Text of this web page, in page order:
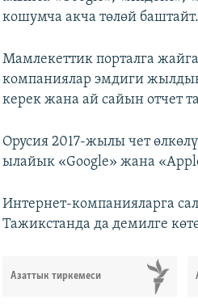
кошумча акча төлөй баштайт.
Мамлекеттик порталга
компаниялар эмдиги
керек жана ай сайын отчет
Орусия 2017-жылы чет
ылайык «Google» жана
Интернет-компанияларга
Тажикстанда да демилге
Азаттык тиркемеси